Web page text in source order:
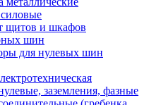
щитов и шкафов
шин
для нулевых шин
заземления, фазные